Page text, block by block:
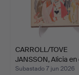
CARROLL/TOVE
JANSSON, Alicia en
de…
Subastado 7 jun 2026